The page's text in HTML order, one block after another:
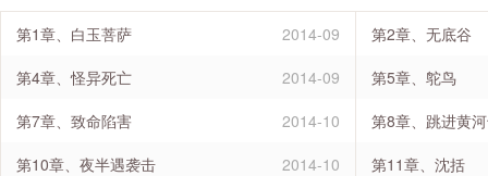
第1章、白玉菩萨 2014-09
第2章、无底谷
第4章、怪异死亡
2014-09
第5章、鸵鸟
第7章、致命陷害
2014-10
第8章、跳进黄
第10章、夜半遇袭击
2014-10
第11章、沈括